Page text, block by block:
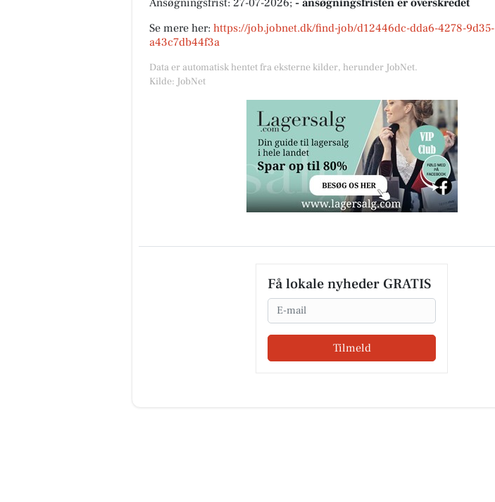
Se mere her: https://job.jobnet.dk/find-job/d12446dc-dda6-4278-9d35-
a43c7db44f3a
Data er automatisk hentet fra eksterne kilder, herunder JobNet.
Kilde: JobNet
Få lokale nyheder GRATIS
Email
Tilmeld